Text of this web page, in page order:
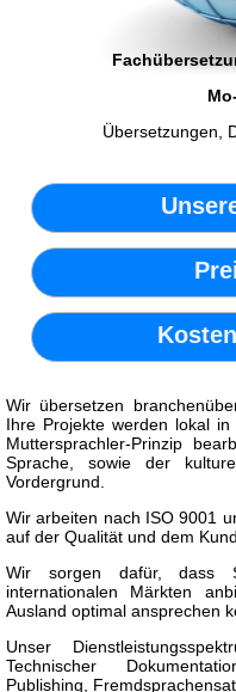
Übersetzungen,
Wir übersetzen
Ihre Projekte werden lokal
Muttersprachler-Prinzip
Sprache, sowie der
Vordergrund.
Wir arbeiten nach ISO 9001
auf der Qualität und dem
Wir sorgen dafür, dass
internationalen Märkten
Ausland optimal ansprechen
Unser
Technischer
Publishing,